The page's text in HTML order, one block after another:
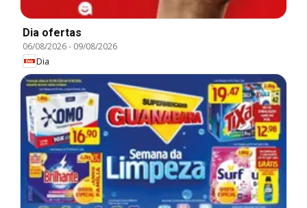
Dia ofertas
06/08/2026- 09/08/2026
Dia